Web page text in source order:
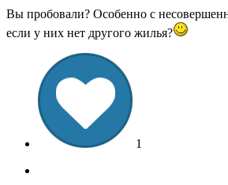
Вы пробовали? Особенно с
если у них нет другого жилья?
1